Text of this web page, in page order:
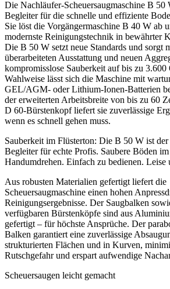
Die Nachläufer-Scheuersaugmaschine B 50
Begleiter für die schnelle und effiziente
Sie löst die Vorgängermaschine B 40 W ab
modernste Reinigungstechnik in bewährter
Die B 50 W setzt neue Standards und sorgt
überarbeiteten Ausstattung und neuen
kompromisslose Sauberkeit auf bis zu 3.600
Wahlweise lässt sich die Maschine mit
GEL/AGM- oder Lithium-Ionen-Batterien
der erweiterten Arbeitsbreite von bis zu 60
D 60-Bürstenkopfliefert sie zuverlässige
wenn es schnell gehen muss.
Sauberkeit im Flüsterton: Die B 50 W ist der
Begleiter für echte Profis. Saubere Böden im
Handumdrehen. Einfach zu bedienen. Leise
Aus robusten Materialien gefertigt liefert die
Scheuersaugmaschine einen hohen
Reinigungsergebnisse. Der Saugbalken
verfügbaren Bürstenköpfe sind aus
gefertigt – für höchste Ansprüche. Der
Balken garantiert eine zuverlässige
strukturierten Flächen und in Kurven,
Rutschgefahr und erspart aufwendige
Scheuersaugen leicht gemacht